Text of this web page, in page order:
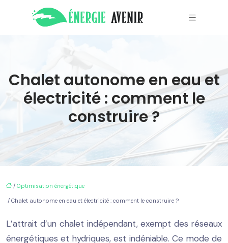
Chalet autonome en eau et
électricité : comment le
construire ?
/ Optimisation énergétique
/ Chalet autonome en eau et électricité : comment le construire ?
L’attrait d’un chalet indépendant, exempt des réseaux
énergétiques et hydriques, est indéniable. Ce mode de